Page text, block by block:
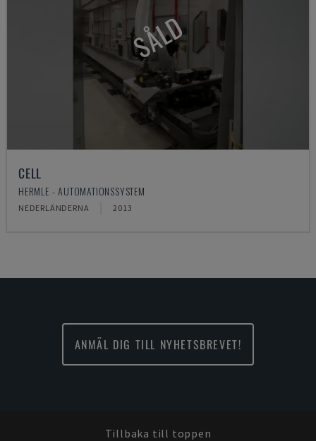
SÅLD
CELL
HERMLE - AUTOMATIONSSYSTEM
NEDERLÄNDERNA 2013
ANMÄL DIG TILL NYHETSBREVET!
Tillbaka till toppen